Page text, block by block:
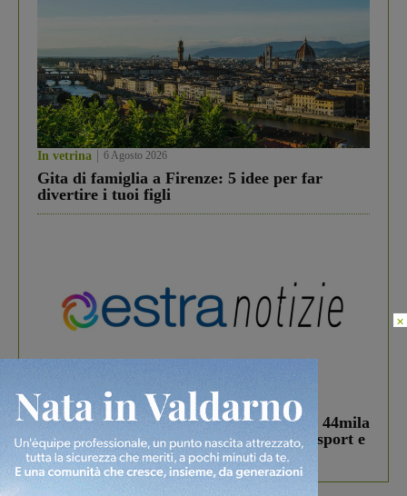
In vetrina 6 Agosto 2026
Gita di famiglia a Firenze: 5 idee per far
divertire i tuoi figli
In vetrina 3 Agosto 2026
Estra Notizie agosto: Smart Cities, oltre 44mila
studenti coinvolti, torna il bando per lo sport e
debutta il podcast Estrair
×